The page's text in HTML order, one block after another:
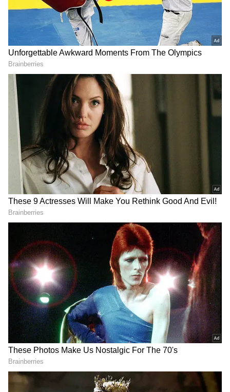
எடுக்கப்பட்டுள்ளது.
WHO தகவல்படி, இதுவரை சுமார் 246
சந்தேகத்திற்கிடமான பாதிப்புகளும், 80
இறப்புகளும் பதிவாகியுள்ளன. இந்த நோய்
காங்கோவைத் தாண்டி, அண்டை நாடான
உகாண்டாவிலும் பரவியுள்ளது. அங்கு
இரண்டு பேருக்கு தொற்று உறுதி
செய்யப்பட்டுள்ளது.
இருப்பினும், தற்போதைய சூழல் ஒரு
'பெருந்தொற்று அவசரநிலை' இல்லை
என்று WHO தெளிவுபடுத்தியுள்ளது.
ஆனாலும், உண்மையான பாதிப்பு
எண்ணிக்கை மற்றும் வைரஸ் எவ்வளவு
தூரம் பரவியுள்ளது என்பது குறித்த பல
கேள்விகளுக்கு விடை இல்லாததால், உலக
சுகாதார அதிகாரிகள்
கவலையடைந்துள்ளனர்.
WHO-வின் தலைமை இயக்குநர் டெட்ரோஸ்
அதானோம் கெப்ரேயஸ்,
'பாதிக்கப்பட்டவர்களின் உண்மையான
எண்ணிக்கை மற்றும் நோய் பரவியுள்ள
புவியியல் பகுதி ஆகிய இரண்டிலும்
குறிப்பிடத்தக்க நிச்சயமற்ற தன்மைகள்